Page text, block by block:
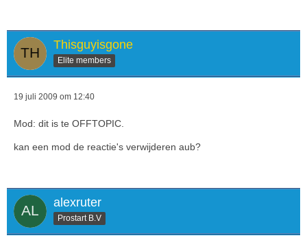
Thisguyisgone
Elite members
19 juli 2009 om 12:40
Mod: dit is te OFFTOPIC.
kan een mod de reactie's verwijderen aub?
alexruter
Prostart B.V